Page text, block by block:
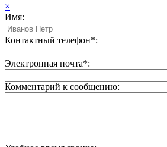
×
Имя:
Контактный телефон*:
Электронная почта*:
Комментарий к сообщению: